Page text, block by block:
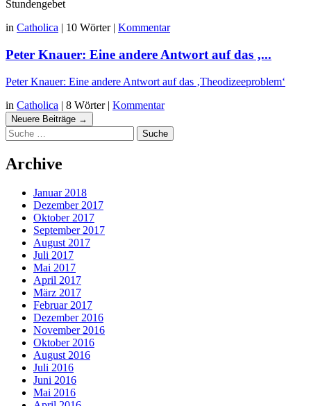
Stundengebet
in Catholica | 10 Wörter | Kommentar
Peter Knauer: Eine andere Antwort auf das ‚...
Peter Knauer: Eine andere Antwort auf das ‚Theodizeeproblem‘
in Catholica | 8 Wörter | Kommentar
Navigation
Beiträgen
Neuere Beiträge →
Suche
Archive
Januar 2018
Dezember 2017
Oktober 2017
September 2017
August 2017
Juli 2017
Mai 2017
April 2017
März 2017
Februar 2017
Dezember 2016
November 2016
Oktober 2016
August 2016
Juli 2016
Juni 2016
Mai 2016